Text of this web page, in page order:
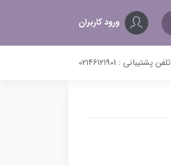
ورود کاربران
تلفن پشتیبانی : 02146121901